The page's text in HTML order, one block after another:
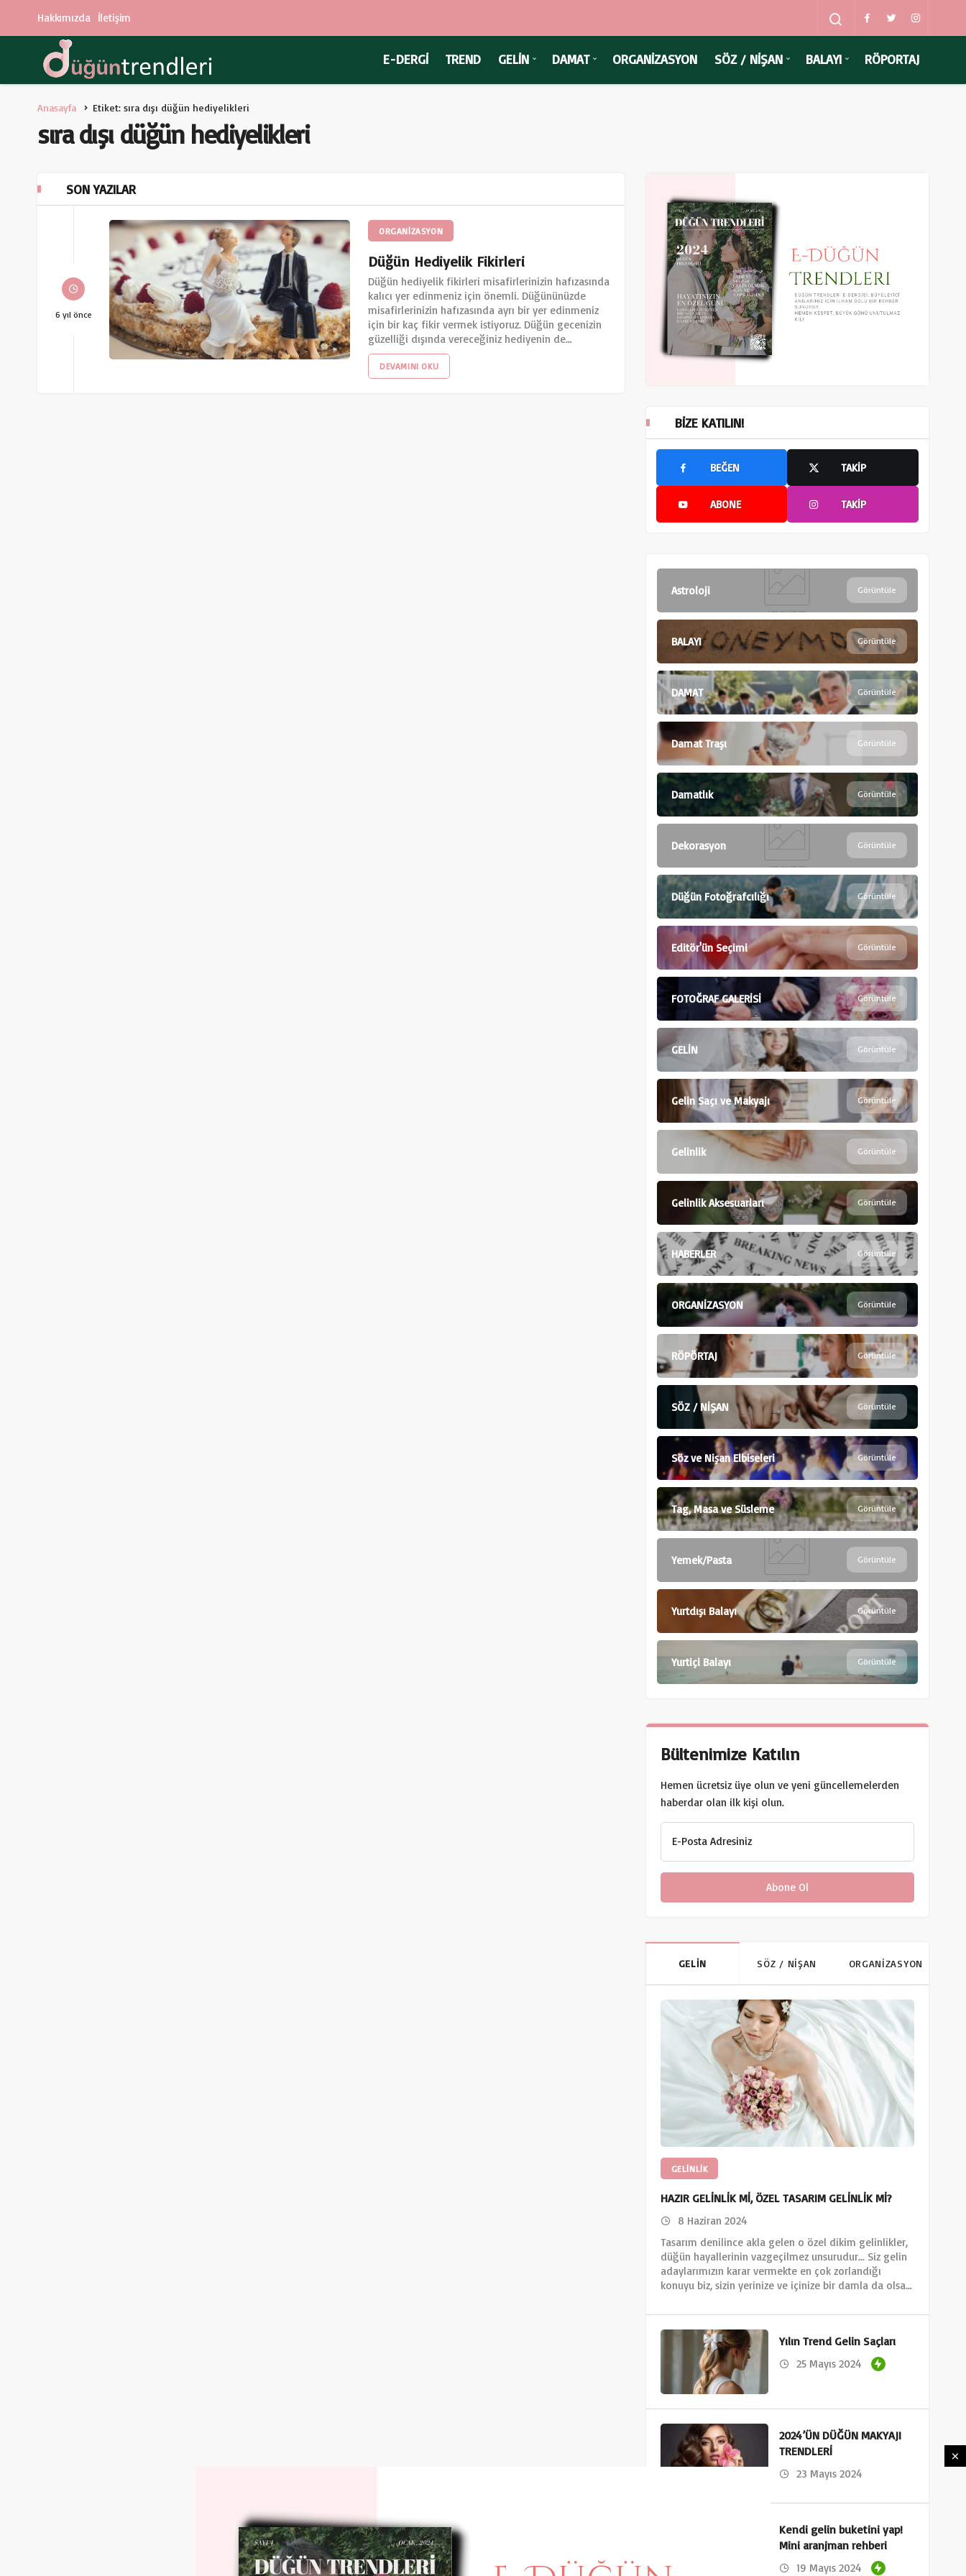
Hakkımızda İletişim
E-DERGİ TREND GELİN DAMAT ORGANİZASYON SÖZ / NİŞAN BALAYI RÖPORTAJ
Anasayfa Etiket: sıra dışı düğün hediyelikleri
sıra dışı düğün hediyelikleri
SON YAZILAR
6 yıl önce
ORGANİZASYON
Düğün Hediyelik Fikirleri
Düğün hediyelik fikirleri misafirlerinizin hafızasında
kalıcı yer edinmeniz için önemli. Düğününüzde
misafirlerinizin hafızasında ayrı bir yer edinmeniz
için bir kaç fikir vermek istiyoruz. Düğün gecenizin
güzelliği dışında vereceğiniz hediyenin de…
DEVAMINI OKU
BIZE KATILIN!
BEĞEN TAKIP
ABONE TAKIP
Astroloji Görüntüle
BALAYI Görüntüle
DAMAT Görüntüle
Damat Traşı Görüntüle
Damatlık Görüntüle
Dekorasyon Görüntüle
Düğün Fotoğrafcılığı Görüntüle
Editör'ün Seçimi Görüntüle
FOTOĞRAF GALERİSİ Görüntüle
GELİN Görüntüle
Gelin Saçı ve Makyajı Görüntüle
Gelinlik Görüntüle
Gelinlik Aksesuarları Görüntüle
HABERLER Görüntüle
ORGANİZASYON Görüntüle
RÖPÖRTAJ Görüntüle
SÖZ / NİŞAN Görüntüle
Söz ve Nişan Elbiseleri Görüntüle
Tag, Masa ve Süsleme Görüntüle
Yemek/Pasta Görüntüle
Yurtdışı Balayı Görüntüle
Yurtiçi Balayı Görüntüle
Bültenimize Katılın
Hemen ücretsiz üye olun ve yeni güncellemelerden
haberdar olan ilk kişi olun.
E-Posta Adresiniz
GELİN SÖZ / NİŞAN ORGANİZASYON
GELINLIK
HAZIR GELİNLİK Mİ, ÖZEL TASARIM GELİNLİK Mİ?
8 Haziran 2024
Tasarım denilince akla gelen o özel dikim gelinlikler,
düğün hayallerinin vazgeçilmez unsurudur... Siz gelin
adaylarımızın karar vermekte en çok zorlandığı
konuyu biz, sizin yerinize ve içinize bir damla da olsa…
Yılın Trend Gelin Saçları
25 Mayıs 2024
2024’ÜN DÜĞÜN MAKYAJI
TRENDLERİ
23 Mayıs 2024
Kendi gelin buketini yap!
Mini aranjman rehberi
19 Mayıs 2024